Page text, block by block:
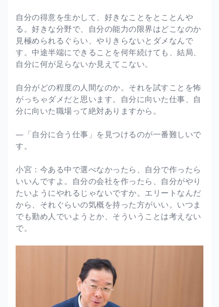
自分の得意を生かして、好きなことをとことんや
る。好きな分野で、自分の能力の限界はどこなのか
見極められるぐらい、やりきらないとダメなんで
す。中途半端にできることを何年続けても、結局、
自分に何が足らないか見えてこない。
自分がどの程度の人間なのか。それを試すことを怖
がっちゃダメだと思います。自分に向いた仕事、自
分に向いた職場って絶対ありますから。
―「自分に合う仕事」を見つけるのが一番難しいで
す。
小宮：今ある中で選べなかったら、自分で作ったら
いいんですよ。自分の会社を作ったら、自分がやり
たいようにやれるじゃないですか。エリートなんだ
から、それぐらいの気概を持った方がいい。いつま
でも勤め人でいようとか、そういうことは考えない
で。